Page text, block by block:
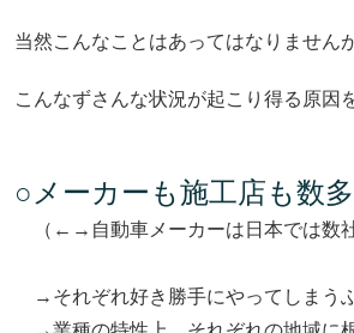
当然こんなことはあってはなりませんが
こんなずさんな状況が起こり得る原因
○メーカーも施工店も数多
（←→自動車メーカーは日本では数社
→それぞれ好き勝手にやってしまうふ